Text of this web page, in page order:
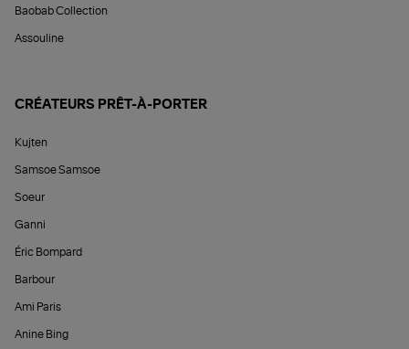
Baobab Collection
Assouline
CRÉATEURS PRÊT-À-PORTER
Kujten
Samsoe Samsoe
Soeur
Ganni
Éric Bompard
Barbour
Ami Paris
Anine Bing